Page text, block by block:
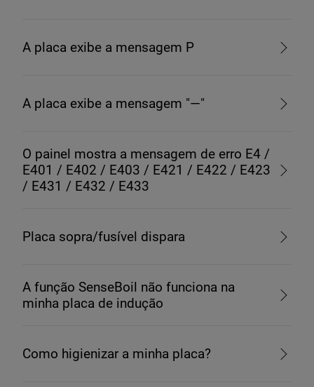
A placa exibe a mensagem P
A placa exibe a mensagem "—"
O painel mostra a mensagem de erro E4 /
E401 / E402 / E403 / E421 / E422 / E423
/ E431 / E432 / E433
Placa sopra/fusível dispara
A função SenseBoil não funciona na
minha placa de indução
Como higienizar a minha placa?